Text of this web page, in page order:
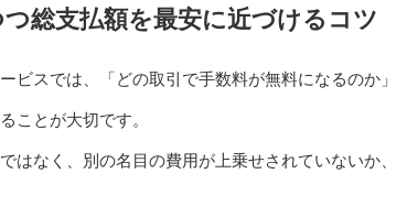
総支払額を最安に近づけるコツ
ビスでは、「どの取引で手数料が無料になるのか
ことが大切です。
はなく、別の名目の費用が上乗せされていないか